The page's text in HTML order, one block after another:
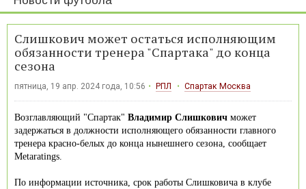
Слишкович может остаться исполняющим
обязанности тренера "Спартака" до конца
сезона
пятница, 19 апр. 2024 года, 10:56 РПЛ Спартак Москва
Возглавляющий "Спартак" Владимир Слишкович может
задержаться в должности исполняющего обязанности главного
тренера красно-белых до конца нынешнего сезона, сообщает
Metaratings.
По информации источника, срок работы Слишковича в клубе